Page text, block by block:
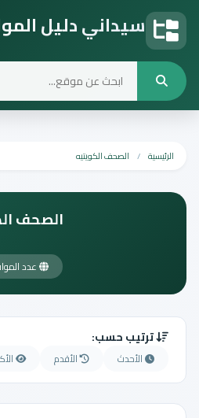
سيداني دليل
دليل المواقع
الرئيسية الصحف الكويتيه
الصحف
عدد المواقع: 102
ترتيب حسب:
الأحدث الأقدم الأكثر